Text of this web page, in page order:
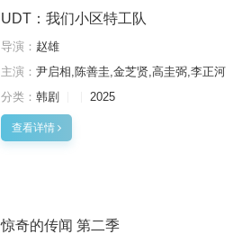
UDT：我们小区特工队
导演： 赵雄
主演： 尹启相,陈善圭,金芝贤,高圭弼,李正河
分类： 韩剧 2025
查看详情
惊奇的传闻 第二季